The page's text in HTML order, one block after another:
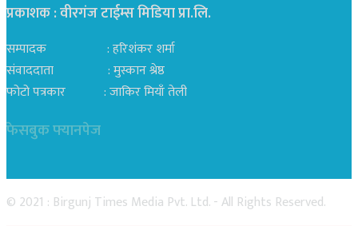
प्रकाशक : वीरगंज टाईम्स मिडिया प्रा‍.लि.
सम्पादक : हरिशंकर शर्मा
संवाददाता : मुस्कान श्रेष्ठ
फोटो पत्रकार : जाकिर मियाँ तेली
फेसबुक फ्यानपेज
© 2021 : Birgunj Times Media Pvt. Ltd. - All Rights Reserved.